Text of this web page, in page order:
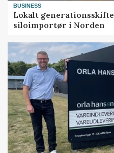
BUSINESS
Lokalt
siloimportør i Norden